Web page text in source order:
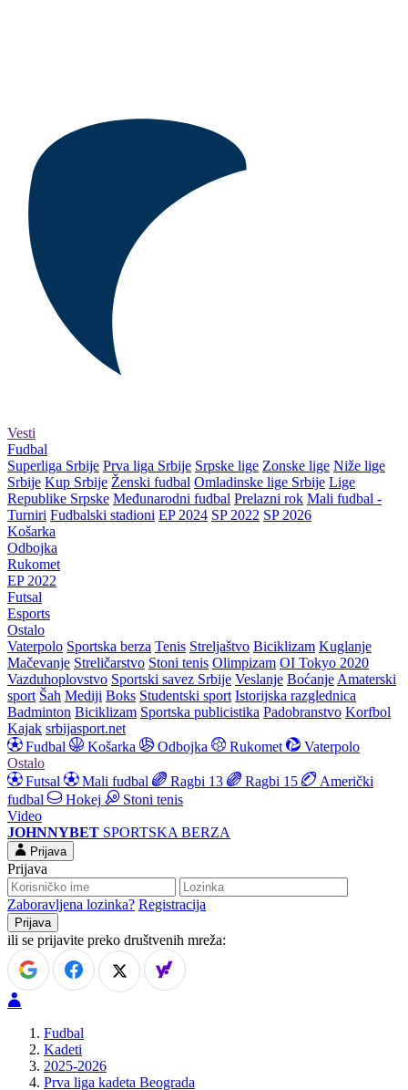
Vesti
Fudbal
Superliga Srbije Prva liga Srbije Srpske lige Zonske lige Niže lige
Srbije Kup Srbije Ženski fudbal Omladinske lige Srbije Lige
Republike Srpske Međunarodni fudbal Prelazni rok Mali fudbal -
Turniri Fudbalski stadioni EP 2024 SP 2022 SP 2026
Košarka
Odbojka
Rukomet
EP 2022
Futsal
Esports
Ostalo
Vaterpolo Sportska berza Tenis Streljaštvo Biciklizam Kuglanje
Mačevanje Streličarstvo Stoni tenis Olimpizam OI Tokyo 2020
Vazduhoplovstvo Sportski savez Srbije Veslanje Boćanje Amaterski
sport Šah Mediji Boks Studentski sport Istorijska razglednica
Badminton Biciklizam Sportska publicistika Padobranstvo Korfbol
Kajak srbijasport.net
Fudbal
Košarka Odbojka Rukomet
Vaterpolo
Ostalo
Futsal
Mali fudbal Ragbi 13 Ragbi 15
Američki
fudbal
Hokej
Stoni tenis
Video
JOHNNYBET SPORTSKA BERZA
Prijava
Prijava
Zaboravljena lozinka? Registracija
ili se prijavite preko društvenih mreža:
Fudbal
Kadeti
2025-2026
Prva liga kadeta Beograda